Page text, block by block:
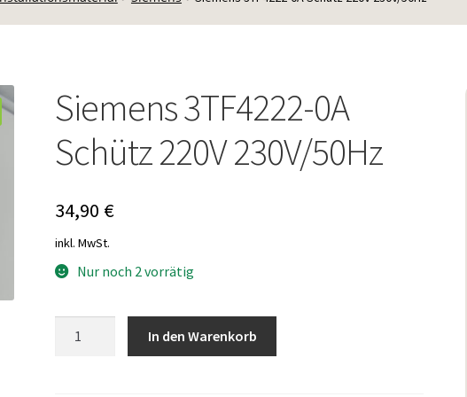
Siemens 3TF4222-0A
Schütz 220V 230V/50Hz
34,90 €
inkl. MwSt.
Nur noch 2 vorrätig
In den Warenkorb